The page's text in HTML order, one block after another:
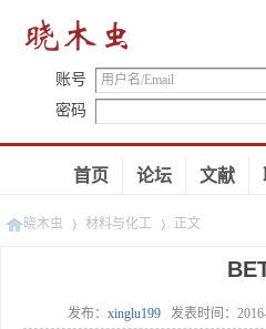
账号
密码
首页 论坛 文献
晓木虫
»
材料与化工
»
正文
发布： xinglu199 发表时间：